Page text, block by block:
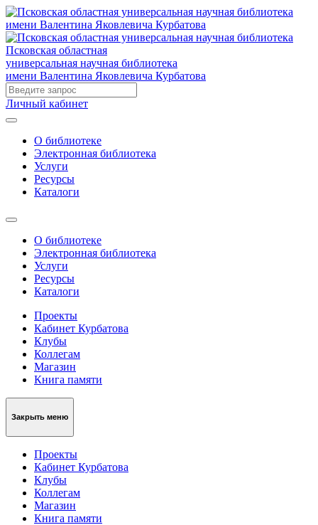
Псковская областная
универсальная научная библиотека
имени Валентина Яковлевича Курбатова
Личный кабинет
О библиотеке
Электронная библиотека
Услуги
Ресурсы
Каталоги
О библиотеке
Электронная библиотека
Услуги
Ресурсы
Каталоги
Проекты
Кабинет Курбатова
Клубы
Коллегам
Магазин
Книга памяти
Закрыть меню
Проекты
Кабинет Курбатова
Клубы
Коллегам
Магазин
Книга памяти